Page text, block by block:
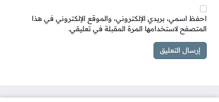
احفظ اسمي، بريدي الإلكتروني، والموقع الإلكتروني في هذا
المتصفح لاستخدامها المرة المقبلة في تعليقي.